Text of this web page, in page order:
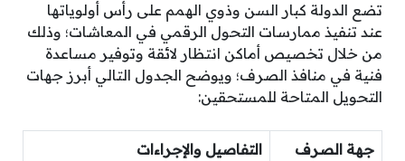
تضع الدولة كبار السن وذوي الهمم على رأس أولوياتها
عند تنفيذ ممارسات التحول الرقمي في المعاشات؛ وذلك
من خلال تخصيص أماكن انتظار لائقة وتوفير مساعدة
فنية في منافذ الصرف؛ ويوضح الجدول التالي أبرز جهات
التحويل المتاحة للمستحقين:
جهة الصرف
التفاصيل والإجراءات